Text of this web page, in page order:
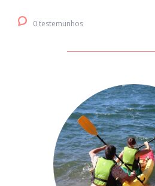
0 testemunhos